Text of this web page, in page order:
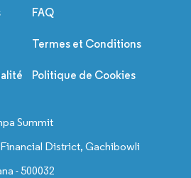
FAQ
Termes et Conditions
Politique de Cookies
Summit
District, Gachibowli
- 500032